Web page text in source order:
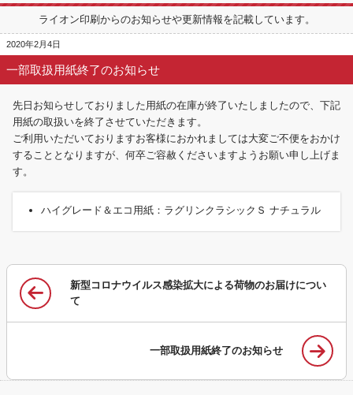
ライオン印刷からのお知らせや更新情報を記載しています。
2020年2月4日
一部取扱用紙終了のお知らせ
先日お知らせしておりました用紙の在庫が終了いたしましたので、下記
用紙の取扱いを終了させていただきます。
ご利用いただいておりますお客様におかれましては大変ご不便をおかけ
することとなりますが、何卒ご容赦くださいますようお願い申し上げま
す。
ハイグレード＆エコ用紙：ラグリンクラシックＳ ナチュラル
新型コロナウイルス感染拡大による荷物のお届けについ
て
一部取扱用紙終了のお知らせ